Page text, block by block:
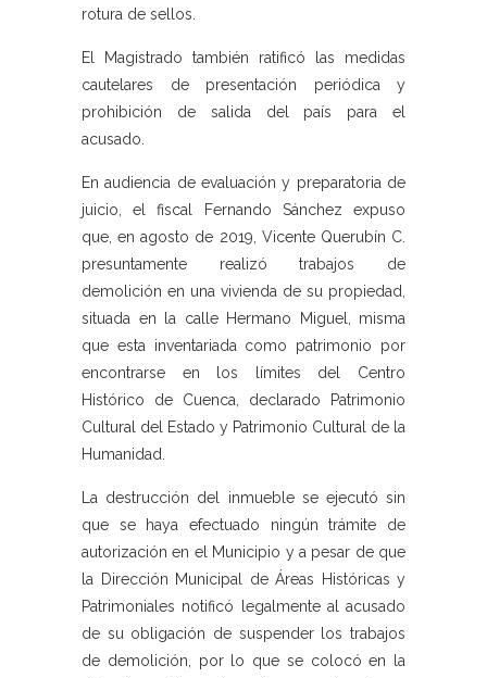
rotura de sellos.
El Magistrado también ratificó las medidas
cautelares de presentación periódica y
prohibición de salida del país para el
acusado.
En audiencia de evaluación y preparatoria de
juicio, el fiscal Fernando Sánchez expuso
que, en agosto de 2019, Vicente Querubín C.
presuntamente realizó trabajos de
demolición en una vivienda de su propiedad,
situada en la calle Hermano Miguel, misma
que esta inventariada como patrimonio por
encontrarse en los límites del Centro
Histórico de Cuenca, declarado Patrimonio
Cultural del Estado y Patrimonio Cultural de la
Humanidad.
La destrucción del inmueble se ejecutó sin
que se haya efectuado ningún trámite de
autorización en el Municipio y a pesar de que
la Dirección Municipal de Áreas Históricas y
Patrimoniales notificó legalmente al acusado
de su obligación de suspender los trabajos
de demolición, por lo que se colocó en la